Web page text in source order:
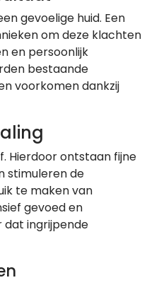
gevoelige huid. Een
om deze klachten
en persoonlijk
bestaande
voorkomen dankzij
Hierdoor ontstaan fijne
stimuleren de
te maken van
gevoed en
dat ingrijpende